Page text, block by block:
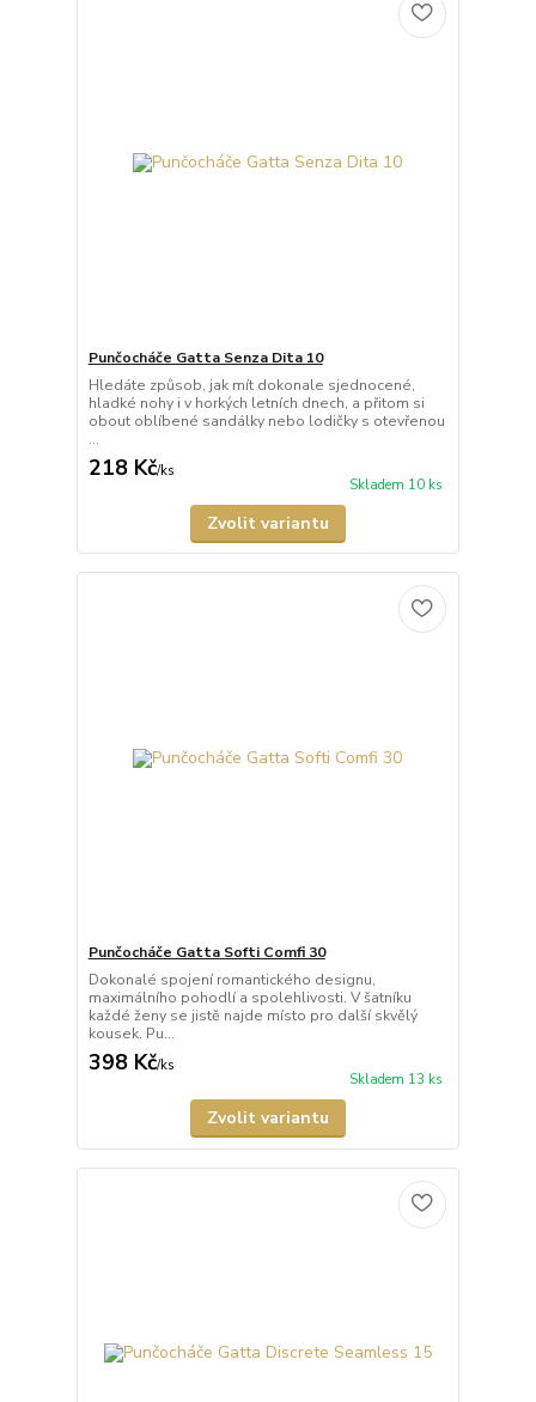
Punčocháče Gatta Senza Dita 10
Hledáte způsob, jak mít dokonale sjednocené,
hladké nohy i v horkých letních dnech, a přitom si
obout oblíbené sandálky nebo lodičky s otevřenou
...
218 Kč/ks
Skladem 10 ks
Zvolit variantu
Punčocháče Gatta Softi Comfi 30
Dokonalé spojení romantického designu,
maximálního pohodlí a spolehlivosti. V šatníku
každé ženy se jistě najde místo pro další skvělý
kousek. Pu...
398 Kč/ks
Skladem 13 ks
Zvolit variantu